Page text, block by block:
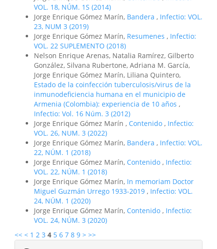
VOL. 18, NÚM. 1S (2014)
Jorge Enrique Gómez Marín, Bandera , Infectio: VOL.
23, NUM 3 (2019)
Jorge Enrique Gómez Marín, Resumenes , Infectio:
VOL. 22 SUPLEMENTO (2018)
Nelson Enrique Arenas, Natalia Ramírez, Gilberto
González, Silvana Rubertone, Adriana M. García,
Jorge Enrique Gómez Marín, Liliana Quintero,
Estado de la coinfección tuberculosis/virus de la
inmunodeficiencia humana en el municipio de
Armenia (Colombia): experiencia de 10 años ,
Infectio: Vol. 16 Núm. 3 (2012)
Jorge Enrique Gómez Marín , Contenido , Infectio:
VOL. 26, NUM. 3 (2022)
Jorge Enrique Gómez Marín, Bandera , Infectio: VOL.
22, NÚM. 1 (2018)
Jorge Enrique Gómez Marín, Contenido , Infectio:
VOL. 22, NÚM. 1 (2018)
Jorge Enrique Gómez Marín, In memoriam Doctor
Miguel Guzmán Urrego 1933-2019 , Infectio: VOL.
24, NÚM. 1 (2020)
Jorge Enrique Gómez Marín, Contenido , Infectio:
VOL. 24, NÚM. 3 (2020)
<< < 1 2 3 4 5 6 7 8 9 > >>